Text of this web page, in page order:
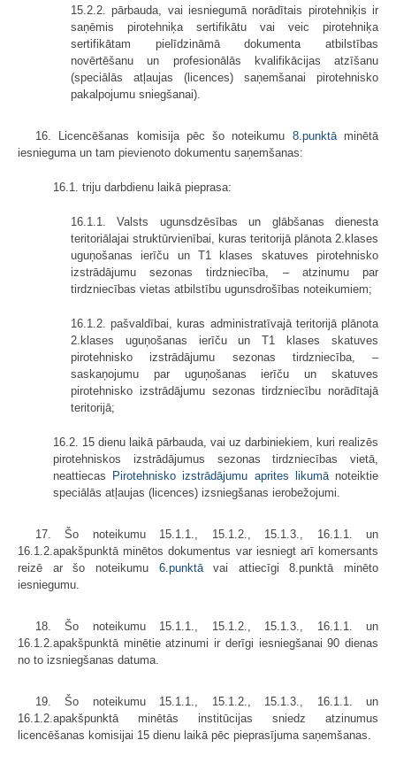
15.2.2. pārbauda, vai iesniegumā norādītais pirotehniķis ir
saņēmis pirotehniķa sertifikātu vai veic pirotehniķa
sertifikātam pielīdzināmā dokumenta atbilstības
novērtēšanu un profesionālās kvalifikācijas atzīšanu
(speciālās atļaujas (licences) saņemšanai pirotehnisko
pakalpojumu sniegšanai).
16. Licencēšanas komisija pēc šo noteikumu 8.punktāminētā
iesnieguma un tam pievienoto dokumentu saņemšanas:
16.1. triju darbdienu laikā pieprasa:
16.1.1. Valsts ugunsdzēsības un glābšanas dienesta
teritoriālajai struktūrvienībai, kuras teritorijā plānota 2.klases
uguņošanas ierīču un T1 klases skatuves pirotehnisko
izstrādājumu sezonas tirdzniecība, – atzinumu par
tirdzniecības vietas atbilstību ugunsdrošības noteikumiem;
16.1.2. pašvaldībai, kuras administratīvajā teritorijā plānota
2.klases uguņošanas ierīču un T1 klases skatuves
pirotehnisko izstrādājumu sezonas tirdzniecība, –
saskaņojumu par uguņošanas ierīču un skatuves
pirotehnisko izstrādājumu sezonas tirdzniecību norādītajā
teritorijā;
16.2. 15 dienu laikā pārbauda, vai uz darbiniekiem, kuri realizēs
pirotehniskos izstrādājumus sezonas tirdzniecības vietā,
neattiecas
Pirotehnisko izstrādājumu aprites likumānoteiktie
speciālās atļaujas (licences) izsniegšanas ierobežojumi.
17. Šo noteikumu 15.1.1., 15.1.2., 15.1.3., 16.1.1. un
16.1.2.apakšpunktā minētos dokumentus var iesniegt arī komersants
reizē ar šo noteikumu 6.punktāvai attiecīgi 8.punktā minēto
iesniegumu.
18. Šo noteikumu 15.1.1., 15.1.2., 15.1.3., 16.1.1. un
16.1.2.apakšpunktā minētie atzinumi ir derīgi iesniegšanai 90 dienas
no to izsniegšanas datuma.
19. Šo noteikumu 15.1.1., 15.1.2., 15.1.3., 16.1.1. un
16.1.2.apakšpunktā minētās institūcijas sniedz atzinumus
licencēšanas komisijai 15 dienu laikā pēc pieprasījuma saņemšanas.